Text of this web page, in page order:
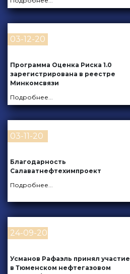
03-12-20
Программа Оценка Риска 1.0
зарегистрирована в реестре
Минкомсвязи
Подробнее...
03-11-20
Благодарность
Салаватнефтехимпроект
Подробнее...
24-09-20
Усманов Рафаэль принял участие
в Тюменском нефтегазовом